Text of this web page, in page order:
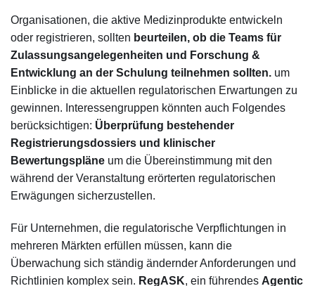
Organisationen, die aktive Medizinprodukte entwickeln
oder registrieren, sollten beurteilen, ob die Teams für
Zulassungsangelegenheiten und Forschung &
Entwicklung an der Schulung teilnehmen sollten. um
Einblicke in die aktuellen regulatorischen Erwartungen zu
gewinnen. Interessengruppen könnten auch Folgendes
berücksichtigen: Überprüfung bestehender
Registrierungsdossiers und klinischer
Bewertungspläne um die Übereinstimmung mit den
während der Veranstaltung erörterten regulatorischen
Erwägungen sicherzustellen.
Für Unternehmen, die regulatorische Verpflichtungen in
mehreren Märkten erfüllen müssen, kann die
Überwachung sich ständig ändernder Anforderungen und
Richtlinien komplex sein. RegASK, ein führendes Agentic